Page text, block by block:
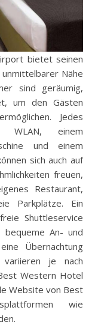
bietet seinen
Nähe
sind geräumig,
um den Gästen
Jedes
einem
und einem
sich auch auf
freuen,
Restaurant,
Parkplätze. Ein
Shuttleservice
An- und
Übernachtung
je nach
Western Hotel
Website von Best
wie